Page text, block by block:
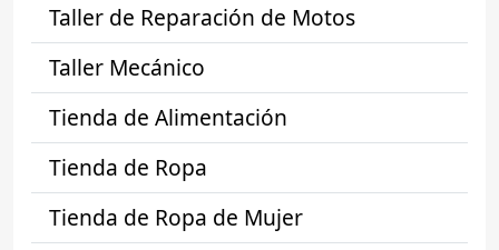
Taller de Reparación de Motos
Taller Mecánico
Tienda de Alimentación
Tienda de Ropa
Tienda de Ropa de Mujer